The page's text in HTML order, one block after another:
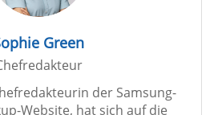
Green
der Samsung-
Website, hat sich auf die